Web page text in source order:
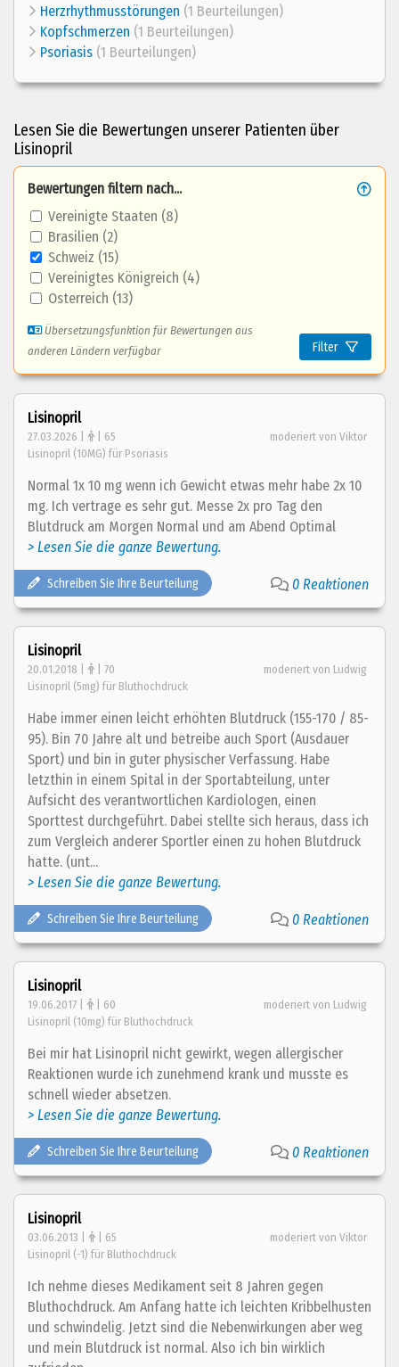
Herzrhythmusstörungen (1 Beurteilungen)
Kopfschmerzen (1 Beurteilungen)
Psoriasis (1 Beurteilungen)
Lesen Sie die Bewertungen unserer Patienten über
Lisinopril
Bewertungen filtern nach...
Vereinigte Staaten (8)
Brasilien (2)
Schweiz (15)
Vereinigtes Königreich (4)
Osterreich (13)
Übersetzungsfunktion für Bewertungen aus
anderen Ländern verfügbar
Filter
Lisinopril
27.03.2026 | | 65
moderiert von Viktor
Lisinopril (10MG) für Psoriasis
Normal 1x 10 mg wenn ich Gewicht etwas mehr habe 2x 10
mg. Ich vertrage es sehr gut. Messe 2x pro Tag den
Blutdruck am Morgen Normal und am Abend Optimal
> Lesen Sie die ganze Bewertung.
Schreiben Sie Ihre Beurteilung 0 Reaktionen
Lisinopril
20.01.2018 | | 70
moderiert von Ludwig
Lisinopril (5mg) für Bluthochdruck
Habe immer einen leicht erhöhten Blutdruck (155-170 / 85-
95). Bin 70 Jahre alt und betreibe auch Sport (Ausdauer
Sport) und bin in guter physischer Verfassung. Habe
letzthin in einem Spital in der Sportabteilung, unter
Aufsicht des verantwortlichen Kardiologen, einen
Sporttest durchgeführt. Dabei stellte sich heraus, dass ich
zum Vergleich anderer Sportler einen zu hohen Blutdruck
hatte. (unt...
> Lesen Sie die ganze Bewertung.
Schreiben Sie Ihre Beurteilung 0 Reaktionen
Lisinopril
19.06.2017 | | 60
moderiert von Ludwig
Lisinopril (10mg) für Bluthochdruck
Bei mir hat Lisinopril nicht gewirkt, wegen allergischer
Reaktionen wurde ich zunehmend krank und musste es
schnell wieder absetzen.
> Lesen Sie die ganze Bewertung.
Schreiben Sie Ihre Beurteilung 0 Reaktionen
Lisinopril
03.06.2013 | | 65
moderiert von Viktor
Lisinopril (-1) für Bluthochdruck
Ich nehme dieses Medikament seit 8 Jahren gegen
Bluthochdruck. Am Anfang hatte ich leichten Kribbelhusten
und schwindelig. Jetzt sind die Nebenwirkungen aber weg
und mein Blutdruck ist normal. Also ich bin wirklich